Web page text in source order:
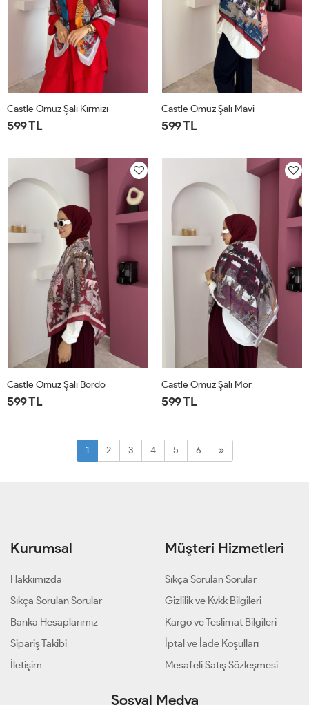
Castle Omuz Şalı Kırmızı
599 TL
Castle Omuz Şalı Mavi
599 TL
Castle Omuz Şalı Bordo
599 TL
Castle Omuz Şalı Mor
599 TL
1 2 3 4 5 6
Kurumsal
Hakkımızda
Sıkça Sorulan Sorular
Banka Hesaplarımız
Sipariş Takibi
İletişim
Müşteri Hizmetleri
Sıkça Sorulan Sorular
Gizlilik ve Kvkk Bilgileri
Kargo ve Teslimat Bilgileri
İptal ve İade Koşulları
Mesafeli Satış Sözleşmesi
Sosyal Medya